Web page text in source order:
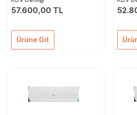
Klima
57.600,00 TL
Ürüne Git